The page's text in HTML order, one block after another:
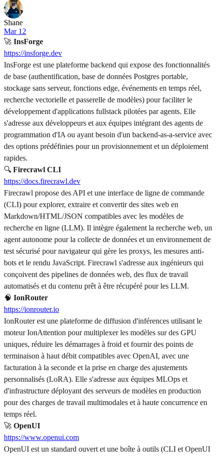
Shane
Mar 12
🚀 InsForge
https://insforge.dev
InsForge est une plateforme backend qui expose des fonctionnalités
de base (authentification, base de données Postgres portable,
stockage sans serveur, fonctions edge, événements en temps réel,
recherche vectorielle et passerelle de modèles) pour faciliter le
développement d'applications fullstack pilotées par agents. Elle
s'adresse aux développeurs et aux équipes intégrant des agents de
programmation d'IA ou ayant besoin d'un backend-as-a-service avec
des options prédéfinies pour un provisionnement et un déploiement
rapides.
🔍 Firecrawl CLI
https://docs.firecrawl.dev
Firecrawl propose des API et une interface de ligne de commande
(CLI) pour explorer, extraire et convertir des sites web en
Markdown/HTML/JSON compatibles avec les modèles de
recherche en ligne (LLM). Il intègre également la recherche web, un
agent autonome pour la collecte de données et un environnement de
test sécurisé pour navigateur qui gère les proxys, les mesures anti-
bots et le rendu JavaScript. Firecrawl s'adresse aux ingénieurs qui
conçoivent des pipelines de données web, des flux de travail
automatisés et du contenu prêt à être récupéré pour les LLM.
🧠 IonRouter
https://ionrouter.io
IonRouter est une plateforme de diffusion d'inférences utilisant le
moteur IonAttention pour multiplexer les modèles sur des GPU
uniques, réduire les démarrages à froid et fournir des points de
terminaison à haut débit compatibles avec OpenAI, avec une
facturation à la seconde et la prise en charge des ajustements
personnalisés (LoRA). Elle s'adresse aux équipes MLOps et
d'infrastructure déployant des serveurs de modèles en production
pour des charges de travail multimodales et à haute concurrence en
temps réel.
🚀 OpenUI
https://www.openui.com
OpenUI est un standard ouvert et une boîte à outils (CLI et OpenUI